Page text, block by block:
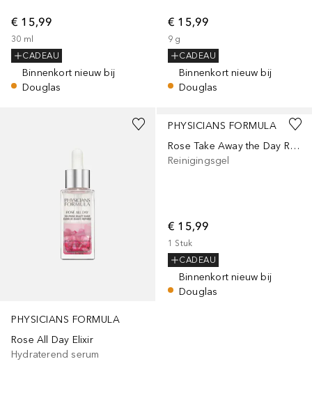
€ 15,99
30 ml
CADEAU
Binnenkort nieuw bij
Douglas
€ 15,99
9 g
CADEAU
Binnenkort nieuw bij
Douglas
PHYSICIANS FORMULA
Rose All Day Elixir
Hydraterend serum
PHYSICIANS FORMULA
Rose Take Away the Day Reinigingsgel
Reinigingsgel
€ 15,99
1 Stuk
CADEAU
Binnenkort nieuw bij
Douglas